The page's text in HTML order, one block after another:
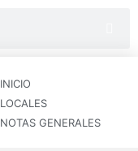
INICIO
LOCALES
NOTAS GENERALES